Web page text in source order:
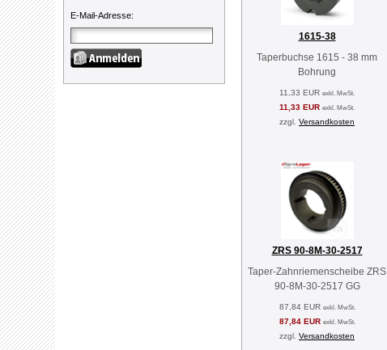
E-Mail-Adresse:
1615-38
Taperbuchse 1615 - 38 mm
Bohrung
11,33 EUR exkl. MwSt.
11,33 EUR exkl. MwSt.
zzgl. Versandkosten
ZRS 90-8M-30-2517
Taper-Zahnriemenscheibe ZRS
90-8M-30-2517 GG
87,84 EUR exkl. MwSt.
87,84 EUR exkl. MwSt.
zzgl. Versandkosten